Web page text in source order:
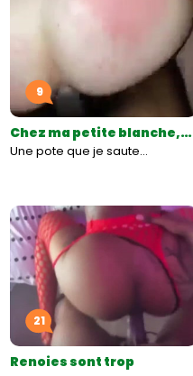
9
Chez ma petite blanche,…
Une pote que je saute…
21
Renoies sont trop